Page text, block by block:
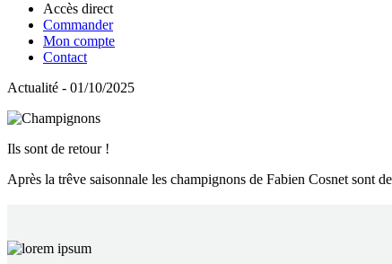
Accès direct
Commander
Mon compte
Contact
Actualité - 01/10/2025
Ils sont de retour !
Après la trêve saisonnale les champignons de Fabien Cosnet sont